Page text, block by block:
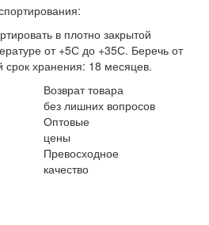
в плотно закрытой
от +5С до +35С. Беречь от
хранения: 18 месяцев.
Возврат товара
без лишних вопросов
Оптовые
цены
Превосходное
качество